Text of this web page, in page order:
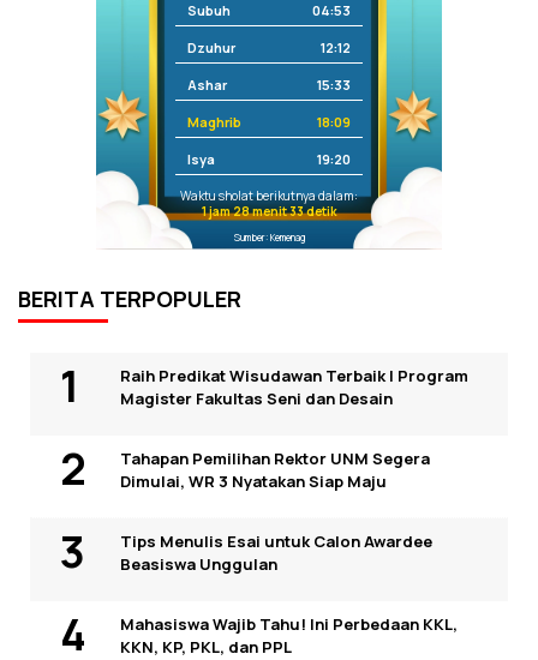
Subuh 04:53
Dzuhur 12:12
Ashar 15:33
Maghrib 18:09
Isya 19:20
Waktu sholat berikutnya dalam:
1 jam 28 menit 33 detik
Sumber: Kemenag
BERITA TERPOPULER
Raih Predikat Wisudawan Terbaik I Program
Magister Fakultas Seni dan Desain
Tahapan Pemilihan Rektor UNM Segera
Dimulai, WR 3 Nyatakan Siap Maju
Tips Menulis Esai untuk Calon Awardee
Beasiswa Unggulan
Mahasiswa Wajib Tahu! Ini Perbedaan KKL,
KKN, KP, PKL, dan PPL